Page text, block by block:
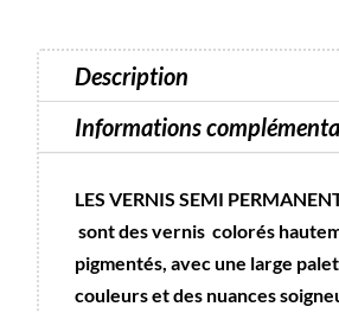
ml
Description
Informations
LES VERNIS SEMI
sont des vernis colorés
pigmentés, avec une large
couleurs et des nuances